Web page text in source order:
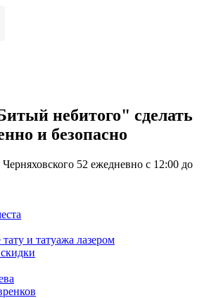
небитого" сделать
и безопасно
52 ежедневно с 12:00 до
и татуажа лазером